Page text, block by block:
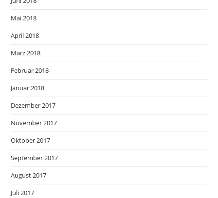
Mai 2018
April 2018
März 2018
Februar 2018
Januar 2018
Dezember 2017
November 2017
Oktober 2017
September 2017
August 2017
Juli 2017